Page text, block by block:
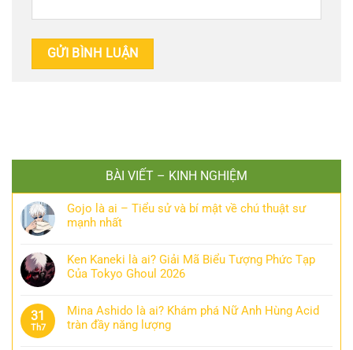
BÀI VIẾT – KINH NGHIỆM
Gojo là ai – Tiểu sử và bí mật về chú thuật sư
mạnh nhất
Ken Kaneki là ai? Giải Mã Biểu Tượng Phức Tạp
Của Tokyo Ghoul 2026
31
Th7
Mina Ashido là ai? Khám phá Nữ Anh Hùng Acid
tràn đầy năng lượng